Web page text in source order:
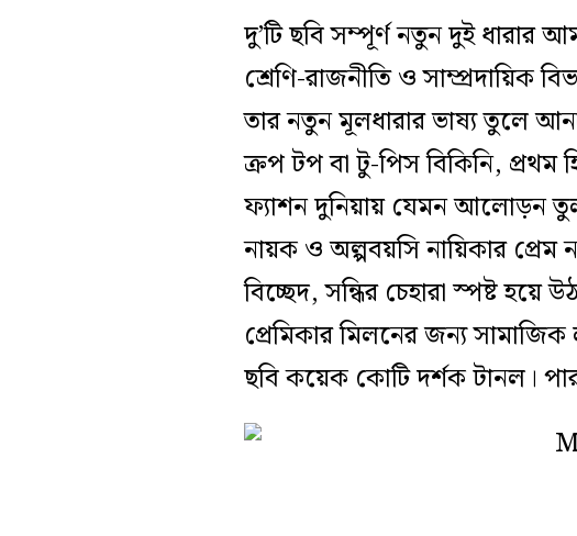
দু’টি ছবি সম্পূর্ণ নতুন দুই ধারার
শ্রেণি-রাজনীতি ও সাম্প্রদায়িক
তার নতুন মূলধারার ভাষ‍্য তুলে
ক্রপ টপ বা টু-পিস বিকিনি,
ফ‍্যাশন দুনিয়ায় যেমন আলোড়ন
নায়ক ও অল্পবয়সি নায়িকার প্রেম
বিচ্ছেদ, সন্ধির চেহারা স্পষ্ট
প্রেমিকার মিলনের জন্য
ছবি কয়েক কোটি দর্শক টানল।